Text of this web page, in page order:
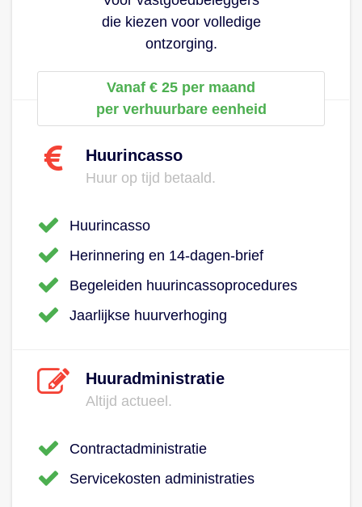
die kiezen voor volledige
ontzorging.
Vanaf € 25 per maand
per verhuurbare eenheid
Huurincasso
Huur op tijd betaald.
Huurincasso
Herinnering en 14-dagen-brief
Begeleiden huurincassoprocedures
Jaarlijkse huurverhoging
Huuradministratie
Altijd actueel.
Contractadministratie
Servicekosten administraties